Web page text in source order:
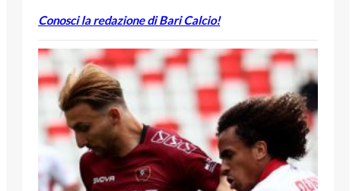
Conosci la redazione di Bari Calcio!